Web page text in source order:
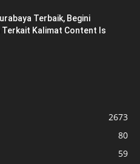
Terbaik, Begini
Terkait Kalimat Content Is
2673
80
59